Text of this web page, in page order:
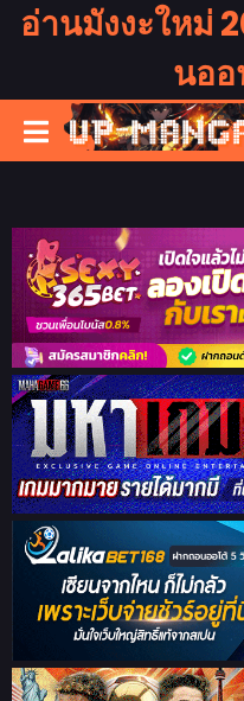
อ่านมังงะใหม่
นอ